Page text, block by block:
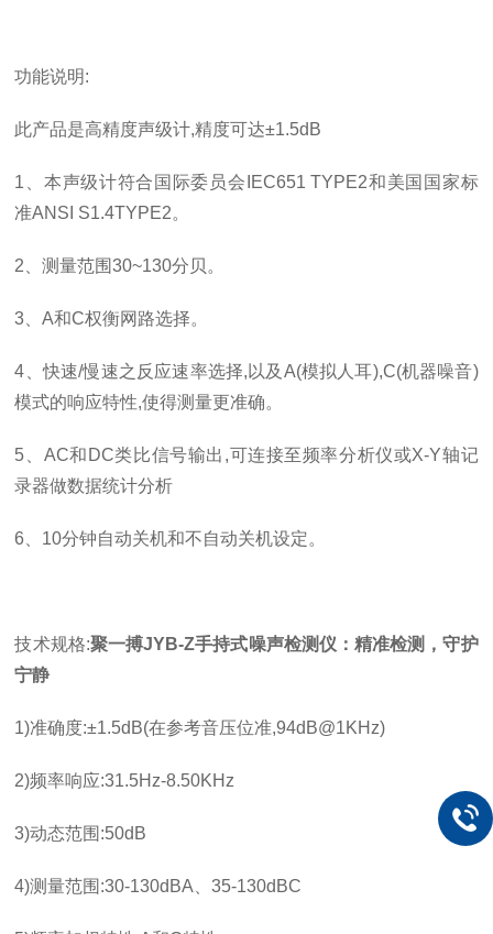
功能说明:
此产品是高精度声级计,精度可达±1.5dB
1 、本声级计符合国际委员会 IEC651 TYPE2和美国国家标
准ANSI S1.4TYPE2。
2 、测量范围30~130分贝。
3 、A和C权衡网路选择。
4 、快速/慢速之反应速率选择, 以及 A(模拟人耳),C(机器噪音)
模式的响应特性,使得测量更准确。
5 AC和 DC类比信号输出 ,可连接至频率分析仪或X-Y轴记
录器做数据统计分析
6 10分钟自动关机和不自动关机设定。
技术规格:聚一搏JYB-Z手持式噪声检测仪：精准检测，守护
宁静
1)准确度:±1.5dB(在参考音压位准,94dB@1KHz)
2)频率响应:31.5Hz-8.50KHz
3)动态范围 :50dB
4)测量范围 :30-130dBA 、35-130dBC